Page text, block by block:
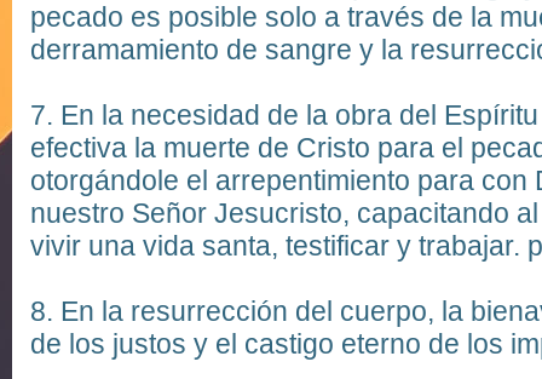
pecado es posible solo a través de la
derramamiento de sangre y la
7. En la necesidad de la obra del
efectiva la muerte de Cristo para el
otorgándole el arrepentimiento para con
nuestro Señor Jesucristo, capacitando
vivir una vida santa, testificar y trabajar.
8. En la resurrección del cuerpo, la
de los justos y el castigo eterno de los